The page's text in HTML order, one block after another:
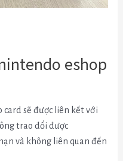
eshop
sẽ được liên kết với
trao đổi được
và không liên quan đến